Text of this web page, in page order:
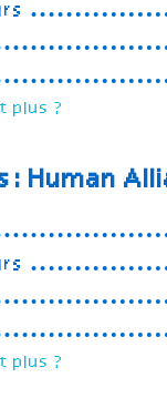
plus ?
Human
plus ?